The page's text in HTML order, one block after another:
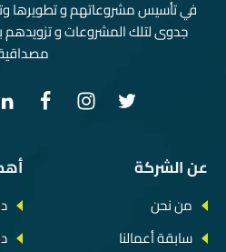
في تأسيس مشروعاتهم و تطويرها
جدوى لتلك المشروعات و تزويدهم
عن الشركة
من نحن
سابقة أعمالنا